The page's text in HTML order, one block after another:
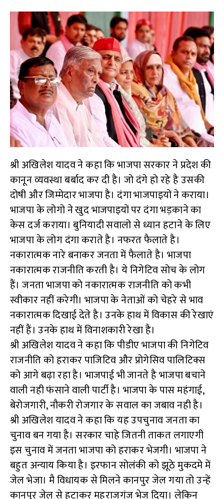
श्री अखिलेश यादव ने कहा कि भाजपा सरकार ने प्रदेश की
कानून व्यवस्था बर्बाद कर दी है। जो दंगे हो रहे है उसकी
दोषी और जिम्मेदार भाजपा है। दंगा भाजपाइयों ने कराया।
भाजपा के लोगो ने खुद भाजपाइयों पर दंगा भड़काने का
केस दर्ज कराया। बुनियादी सवालो से ध्यान हटाने के लिए
भाजपा के लोग दंगा कराते है। नफरत फैलाते है।
नकारात्मक नारे बनाकर जनता में फैलाते है। भाजपा
नकारात्मक राजनीति करती है। ये निगेटिव सोच के लोग
हैं। जनता भाजपा को नकारात्मक राजनीति को कभी
स्वीकार नहीं करेगी। भाजपा के नेताओं को चेहरे से भाव
नकारात्मक दिखाई देते है। उनके हाथ में विकास की रेखाएं
नहीं हैं। उनके हाथ में विनाशकारी रेखा है।
श्री अखिलेश यादव ने कहा कि पीडीए भाजपा की निगेटिव
राजनीति को हराकर पाजिटिव और प्रोगेसिव पालिटिक्स
को आगे बढ़ा रहा है। भाजपाई भी जानते है भाजपा बचाने
वाली नही फंसाने वाली पार्टी है। भाजपा के पास महंगाई,
बेरोजगारी, नौकरी रोजगार के सवाल का जबाव नही है।
श्री अखिलेश यादव ने कहा कि यह उपचुनाव जनता का
चुनाव बन गया है। सरकार चाहे जितनी ताकत लगाएगी
इस चुनाव में जनता भाजपा को हराकर भेजगी। भाजपा ने
बहुत अन्याय किया है। इरफान सोलंकी को झूठे मुकदमे में
जेल भेजा। मै विधायक से मिलने कानपुर जेल गया तो उन्हें